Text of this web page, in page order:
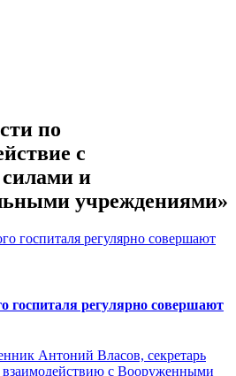
по
с
и
учреждениями»
госпиталя регулярно совершают
Антоний Власов, секретарь
взаимодействию с Вооруженными